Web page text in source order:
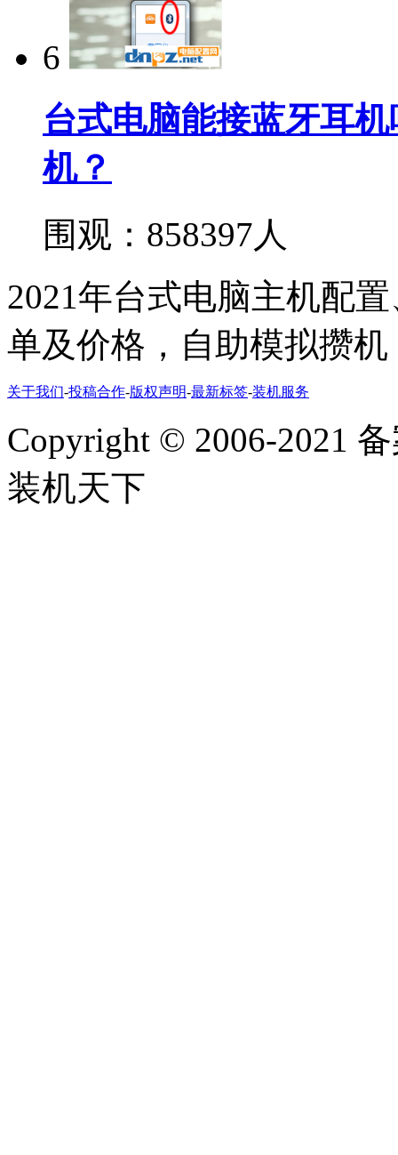
6
台式电脑能接蓝牙耳
机？
围观：858397人
2021年台式电脑主机配
单及价格，自助模拟攒机
关于我们-投稿合作-版权声明-最新标签-装机服务
Copyright © 2006-2021
装机天下